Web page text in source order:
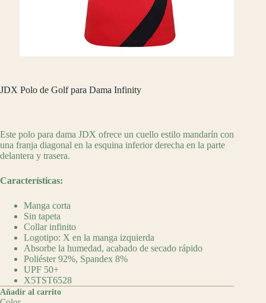
JDX Polo de Golf para Dama Infinity
Este polo para dama JDX ofrece un cuello estilo mandarín con
una franja diagonal en la esquina inferior derecha en la parte
delantera y trasera.
Características:
Manga corta
Sin tapeta
Collar infinito
Logotipo: X en la manga izquierda
Absorbe la humedad, acabado de secado rápido
Poliéster 92%, Spandex 8%
UPF 50+
X5TST6528
Añadir al carrito